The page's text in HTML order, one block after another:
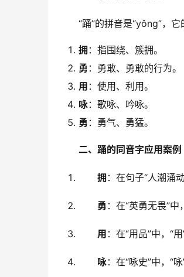
“踊”的拼音是“yǒng”，它
拥 ：指围绕、簇拥。
勇 ：勇敢、勇敢的行为。
用 ：使用、利用。
咏：歌咏、吟咏。
勇 ：勇气、勇猛。
二、踊的同音字应用案例
拥 ：在句子“人潮涌
勇 ：在“英勇无畏”中
用 ：在“用品”中，“
咏：在“咏史”中，“